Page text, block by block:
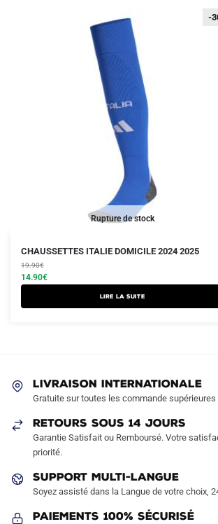
Rupture de stock
--
CHAUSSETTES ITALIE DOMICILE 2024 2025
19.90€
Le
prix
initial
était :
14.90€
Le
prix
actuel
est :
Lire la suite
LIVRAISON INTERNATIONALE
Gratuite sur toutes les commande supérieures
RETOURS SOUS 14 JOURS
Garantie Satisfait ou Remboursé. Votre
priorité.
SUPPORT MULTI-LANGUE
Soyez assisté dans la Langue de votre choix,
Paiements 100% Sécurisé